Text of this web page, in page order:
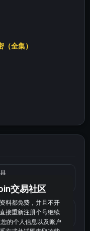
全集）
交易社区
料都免费，并且不开
接重新注册个号继续
的个人信息以及账户